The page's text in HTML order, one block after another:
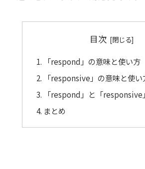
目次
「respond」の意味と使い方
「responsive」の意味と使い
「respond」と「responsive
まとめ